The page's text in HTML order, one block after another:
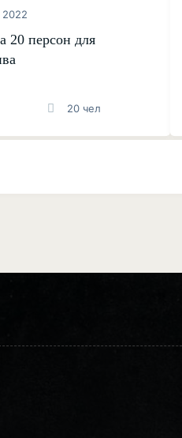
20 персон для
20 чел